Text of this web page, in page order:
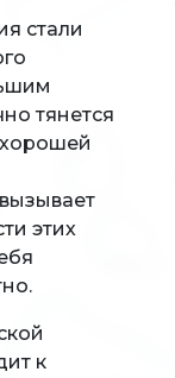
стали
тянется
этих
к